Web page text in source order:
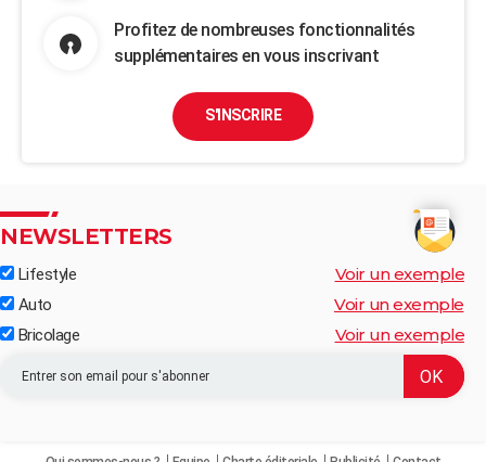
Profitez de nombreuses fonctionnalités
supplémentaires en vous inscrivant
S'INSCRIRE
NEWSLETTERS
Lifestyle Voir un exemple
Auto Voir un exemple
Bricolage Voir un exemple